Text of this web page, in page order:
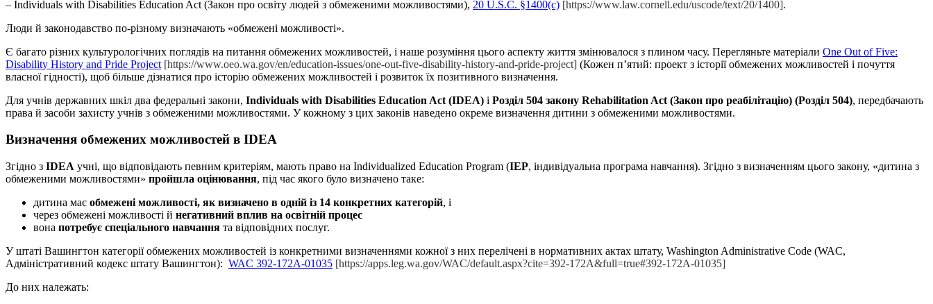
– Individuals with Disabilities Education Act (Закон про освіту людей з обмеженими можливостями), 20 U.S.C. §1400(c) [https://www.law.cornell.edu/uscode/text/20/1400].
Люди й законодавство по-різному визначають «обмежені можливості».
Є багато різних культурологічних поглядів на питання обмежених можливостей, і наше розуміння цього аспекту життя змінювалося з плином часу. Перегляньте матеріали One Out of Five:
Disability History and Pride Project [https://www.oeo.wa.gov/en/education-issues/one-out-five-disability-history-and-pride-project] (Кожен п’ятий: проект з історії обмежених можливостей і почуття
власної гідності), щоб більше дізнатися про історію обмежених можливостей і розвиток їх позитивного визначення.
Для учнів державних шкіл два федеральні закони, Individuals with Disabilities Education Act (IDEA) і Розділ 504 закону Rehabilitation Act (Закон про реабілітацію) (Розділ 504), передбачають
права й засоби захисту учнів з обмеженими можливостями. У кожному з цих законів наведено окреме визначення дитини з обмеженими можливостями.
Визначення обмежених можливостей в IDEA
Згідно з IDEA учні, що відповідають певним критеріям, мають право на Individualized Education Program (IEP, індивідуальна програма навчання). Згідно з визначенням цього закону, «дитина з
обмеженими можливостями» пройшла оцінювання, під час якого було визначено таке:
дитина має обмежені можливості, як визначено в одній із 14 конкретних категорій, і
через обмежені можливості й негативний вплив на освітній процес
вона потребує спеціального навчання та відповідних послуг.
У штаті Вашингтон категорії обмежених можливостей із конкретними визначеннями кожної з них перелічені в нормативних актах штату, Washington Administrative Code (WAC,
Адміністративний кодекс штату Вашингтон): WAC 392-172A-01035 [https://apps.leg.wa.gov/WAC/default.aspx?cite=392-172A&full=true#392-172A-01035]
До них належать: